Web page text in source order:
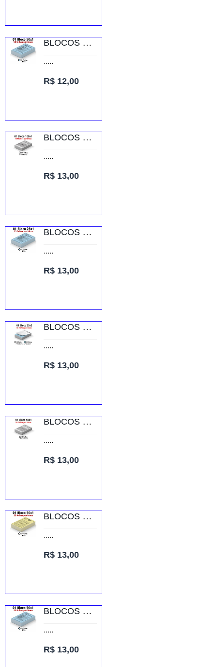
BLOCOS E TALÕES 50 FOLHAS AP 75G 50X1 75X105MM
.....
R$ 12,00
BLOCOS E TALÕES 100 FOLHAS AP 56G 100X1 75X105MM
.....
R$ 13,00
BLOCOS E TALÕES 25 FOLHAS AP 75G 25X1 150X210MM
.....
R$ 13,00
BLOCOS E TALÕES 25 FOLHAS AP 75G 25X2 150X105MM
.....
R$ 13,00
BLOCOS E TALÕES 50 FOLHAS AP 56G 50X1 150X105MM
.....
R$ 13,00
BLOCOS E TALÕES 50 FOLHAS AP 75G 50X1 150X105MM
.....
R$ 13,00
BLOCOS E TALÕES 50 FOLHAS AP 75G 50X1 150X105MM
.....
R$ 13,00